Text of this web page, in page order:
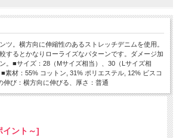
ツ。横方向に伸縮性のあるストレッチデニムを使用。
するとかなりローライズなパターンです。ダメージ加
。■サイズ：28（Mサイズ相当）、30（Lサイズ相
素材：55% コットン, 31% ポリエステル, 12% ビスコ
伸び：横方向に伸びる、厚さ：普通
ント～]